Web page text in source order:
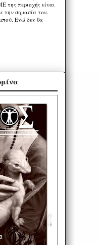
περιοχής είναι
την σημασία του.
Ενώ δεν θα